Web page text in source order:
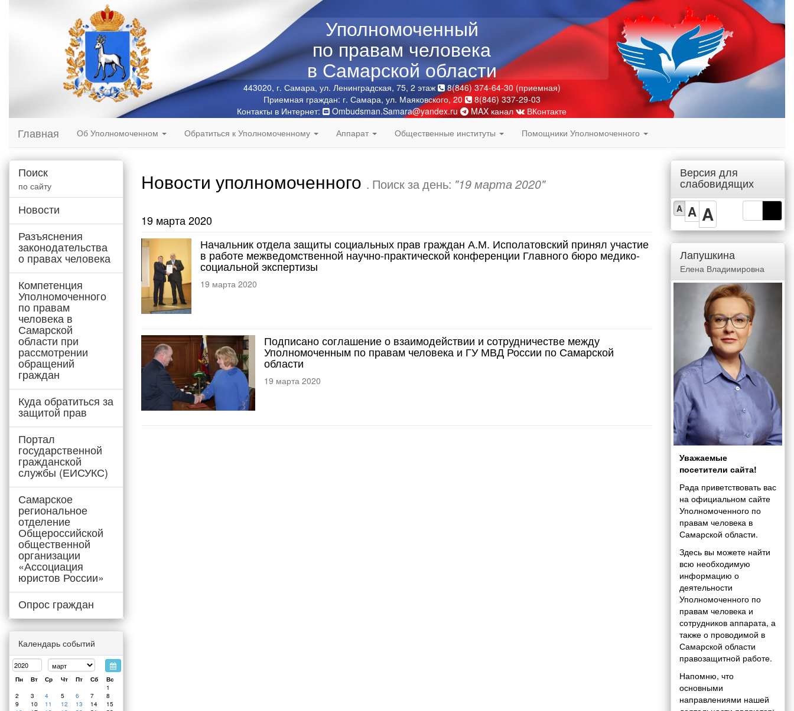
Уполномоченный
по правам человека
в Самарской области
443020, г. Самара, ул. Ленинградская, 75, 2 этаж
8(846) 374-64-30 (приемная)
Приемная граждан: г. Самара, ул. Маяковского, 20
8(846) 337-29-03
Контакты в Интернет:
Ombudsman.Samara@yandex.ru MAX канал ВКонтакте
Главная Об Уполномоченном Обратиться к Уполномоченному Аппарат Общественные институты Помощники Уполномоченного
Поиск
по сайту
Новости
Разъяснения
законодательства
о правах человека
Компетенция
Уполномоченного
по правам
человека в
Самарской
области при
рассмотрении
обращений
граждан
Куда обратиться за
защитой прав
Портал
государственной
гражданской
службы (ЕИСУКС)
Самарское
региональное
отделение
Общероссийской
общественной
организации
«Ассоциация
юристов России»
Опрос граждан
Календарь событий
Пн Вт Ср Чт Пт Сб
Вс
1
2
3 4 5 6 7
8
9
10 11 12 13 14
15
Новости уполномоченного . Поиск за день: "19 марта 2020"
19 марта 2020
Начальник отдела защиты социальных прав граждан А.М. Исполатовский принял участие
в работе межведомственной научно-практической конференции Главного бюро медико-
социальной экспертизы
19 марта 2020
Подписано соглашение о взаимодействии и сотрудничестве между
Уполномоченным по правам человека и ГУ МВД России по Самарской
области
19 марта 2020
Версия для
слабовидящих
A A A
Лапушкина
Елена Владимировна
Уважаемые
посетители сайта!
Рада приветствовать вас
на официальном сайте
Уполномоченного по
правам человека в
Самарской области.
Здесь вы можете найти
всю необходимую
информацию о
деятельности
Уполномоченного по
правам человека и
сотрудников аппарата, а
также о проводимой в
Самарской области
правозащитной работе.
Напомню, что
основными
направлениями нашей